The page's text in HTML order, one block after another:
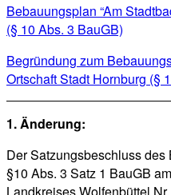
Bebauungsplan “Am
(§ 10 Abs. 3 BauGB)
Begründung zum
Ortschaft Stadt Hornburg (§
1. Änderung:
Der Satzungsbeschluss
§10 Abs. 3 Satz 1 BauGB
Landkreises Wolfenbüttel